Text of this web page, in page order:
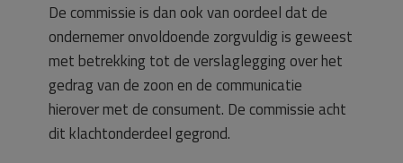
De commissie is dan ook van oordeel dat de
ondernemer onvoldoende zorgvuldig is geweest
met betrekking tot de verslaglegging over het
gedrag van de zoon en de communicatie
hierover met de consument. De commissie acht
dit klachtonderdeel gegrond.